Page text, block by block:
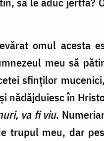
omul acesta
meu să
sfinților
nădăjduiesc în
va fi viu.
trupul meu, dar